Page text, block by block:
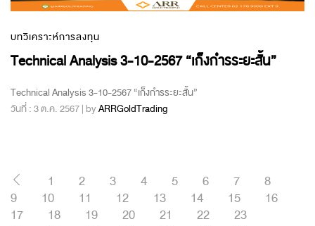
บทวิเคราะห์การลงทุน
Technical Analysis 3-10-2567 “เก็งกำรระยะสั้น”
Technical Analysis 3-10-2567 “เก็งกำรระยะสั้น”
วันที่ : 3 ต.ค. 2567 | byARRGoldTrading
1 2 3 4 5 6 7
8
9
10 11 12 13 14 15
16
17
18 19 20 21 22
23